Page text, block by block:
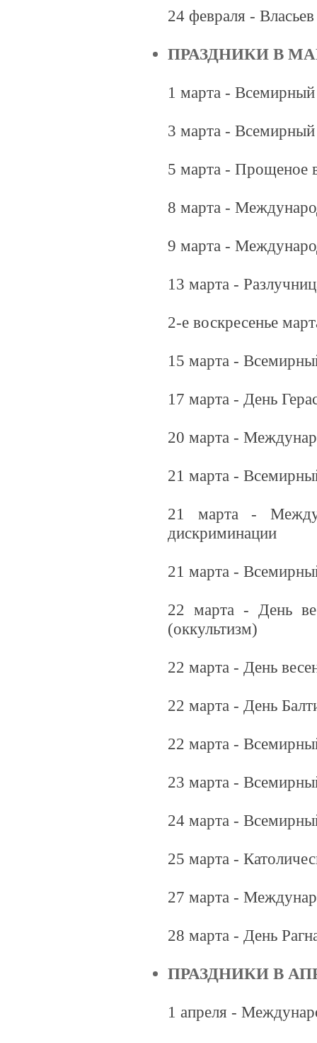
24 февраля -
ПРАЗДНИКИ В
1 марта -
3 марта - Всемирный
5 марта - Прощеное
8 марта -
9 марта -
13 марта -
2-е воскресенье
15 марта -
17 марта - День
20 марта -
21 марта -
21 марта -
дискриминации
21 марта -
22 марта - День
(оккультизм)
22 марта - День
22 марта - День
22 марта -
23 марта -
24 марта -
25 марта -
27 марта -
28 марта - День
ПРАЗДНИКИ В
1 апреля -